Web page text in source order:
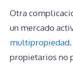
Otra
un mercado
multipropiedad
propietarios no